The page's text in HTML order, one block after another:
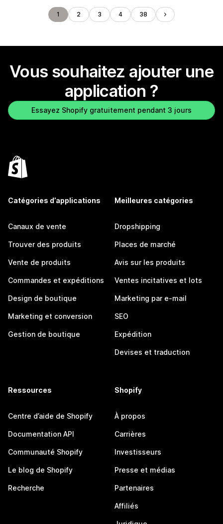
1 2 3 4 38
Vous souhaitez ajouter une
application ?
Essayez Shopify gratuitement pendant 3 jours
Catégories d’applications
Canaux de vente
Trouver des produits
Vente de produits
Commandes et expéditions
Design de boutique
Marketing et conversion
Gestion de boutique
Meilleures catégories
Dropshipping
Places de marché
Avis sur les produits
Ventes incitatives et lots
Marketing par e-mail
SEO
Expédition
Devises et traduction
Ressources
Centre d’aide de Shopify
Documentation API
Communauté Shopify
Le blog de Shopify
Recherche
Shopify
À propos
Carrières
Investisseurs
Presse et médias
Partenaires
Affiliés